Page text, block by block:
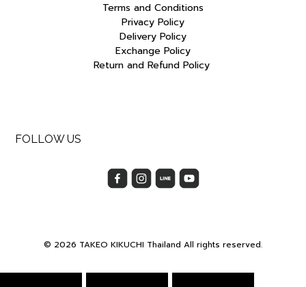
Terms and Conditions
Privacy Policy
Delivery Policy
Exchange Policy
Return and Refund Policy
FOLLOW US
© 2026 TAKEO KIKUCHI Thailand All rights reserved.